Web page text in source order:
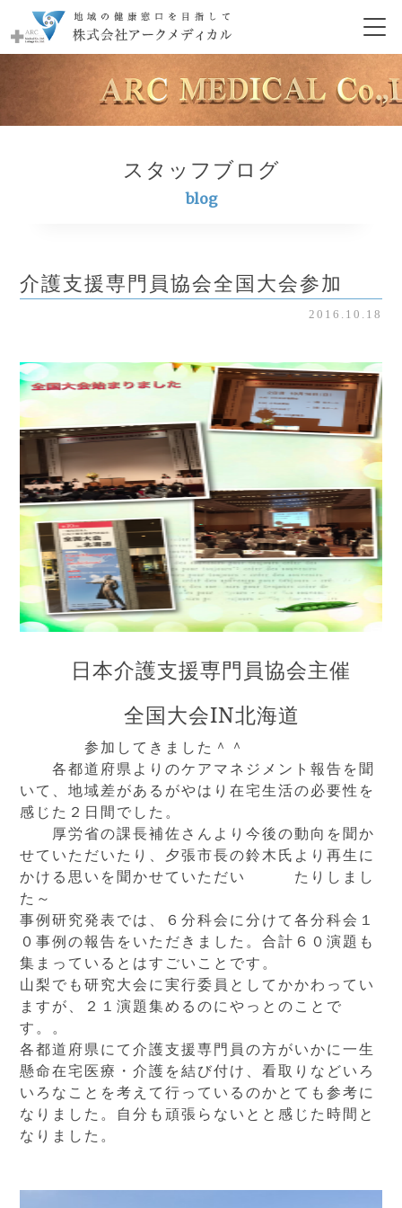
スタッフブログ
blog
介護支援専門員協会全国大会参加
2016.10.18
日本介護支援専門員協会主催
全国大会IN北海道
参加してきました＾＾
各都道府県よりのケアマネジメント報告を聞
いて、地域差があるがやはり在宅生活の必要性を
感じた２日間でした。
厚労省の課長補佐さんより今後の動向を聞か
せていただいたり、夕張市長の鈴木氏より再生に
かける思いを聞かせていただい たりしまし
た～
事例研究発表では、６分科会に分けて各分科会１
０事例の報告をいただきました。合計６０演題も
集まっているとはすごいことです。
山梨でも研究大会に実行委員としてかかわってい
ますが、２１演題集めるのにやっとのことで
す。。
各都道府県にて介護支援専門員の方がいかに一生
懸命在宅医療・介護を結び付け、看取りなどいろ
いろなことを考えて行っているのかとても参考に
なりました。自分も頑張らないとと感じた時間と
なりました。